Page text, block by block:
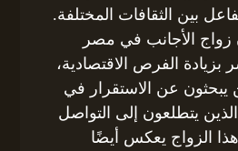
بين الثقافات المختلفة.
زواج الأجانب في مصر
الفرص الاقتصادية،
يبحثون عن الاستقرار في
الذين يتطلعون إلى التواصل
الزواج يعكس أيضًا